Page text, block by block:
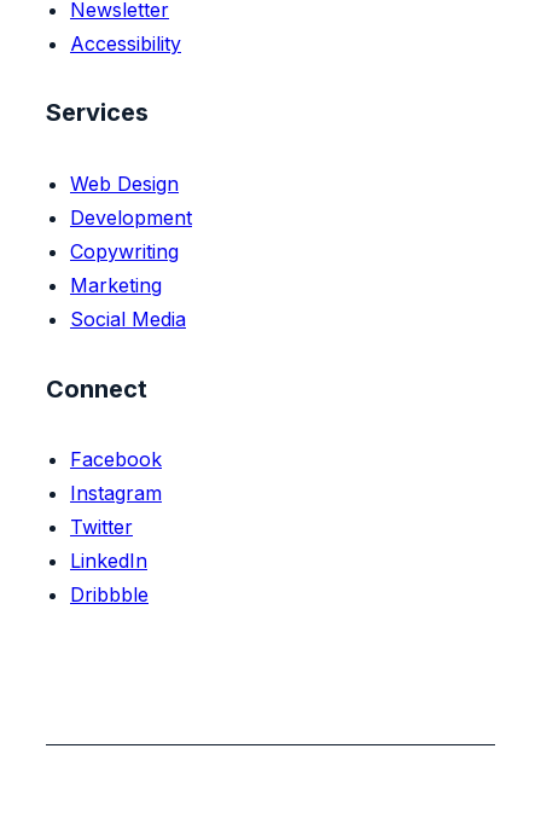
Newsletter
Accessibility
Services
Web Design
Development
Copywriting
Marketing
Social Media
Connect
Facebook
Instagram
Twitter
LinkedIn
Dribbble